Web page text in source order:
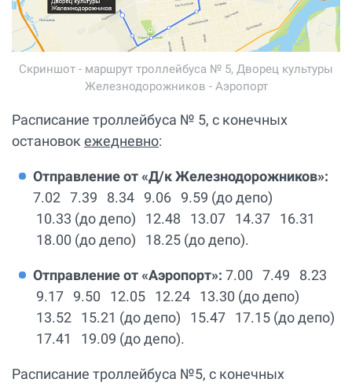
Скриншот - маршрут троллейбуса № 5, Дворец культуры
Железнодорожников - Аэропорт
Расписание троллейбуса № 5, с конечных
остановок ежедневно:
Отправление от «Д/к Железнодорожников»:
7.02 7.39 8.34 9.06 9.59 (до депо)
10.33 (до депо) 12.48 13.07 14.37 16.31
18.00 (до депо) 18.25 (до депо).
Отправление от «Аэропорт»: 7.00 7.49 8.23
9.17 9.50 12.05 12.24 13.30 (до депо)
13.52 15.21 (до депо) 15.47 17.15 (до депо)
17.41 19.09 (до депо).
Расписание троллейбуса №5, с конечных